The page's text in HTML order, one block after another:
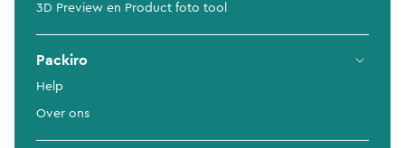
3D Preview en Product foto tool
Packiro
Help
Over ons